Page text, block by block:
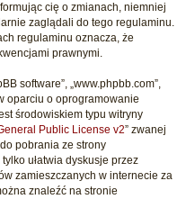
cię o zmianach, niemniej
zaglądali do tego regulaminu.
regulaminu oznacza, że
prawnymi.
software”, „www.phpbb.com”,
oparciu o oprogramowanie
środowiskiem typu witryny
Public License v2” zwanej
pobrania ze strony
ułatwia dyskusje przez
zamieszczanych w internecie za
znaleźć na stronie